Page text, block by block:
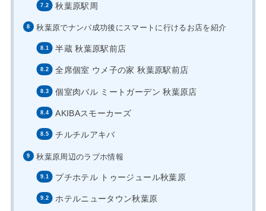
秋葉原駅周
秋葉原でナンパ成功後にスマートに行けるお店を紹介
半蔵 秋葉原駅前店
全席個室 ウメ子の家 秋葉原駅前店
個室肉バル ミートガーデン 秋葉原店
AKIBAスモーカーズ
チルチルアキバ
秋葉原周辺のラブホ情報
プチホテル トゥージュール秋葉原
ホテルニュータウン秋葉原